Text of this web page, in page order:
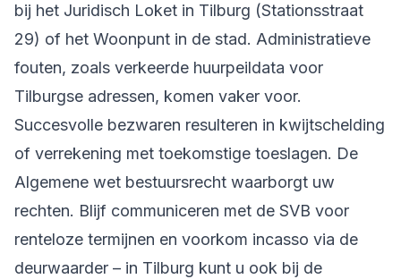
bij het Juridisch Loket in Tilburg (Stationsstraat
29) of het Woonpunt in de stad. Administratieve
fouten, zoals verkeerde huurpeildata voor
Tilburgse adressen, komen vaker voor.
Succesvolle bezwaren resulteren in kwijtschelding
of verrekening met toekomstige toeslagen. De
Algemene wet bestuursrecht waarborgt uw
rechten. Blijf communiceren met de SVB voor
renteloze termijnen en voorkom incasso via de
deurwaarder – in Tilburg kunt u ook bij de